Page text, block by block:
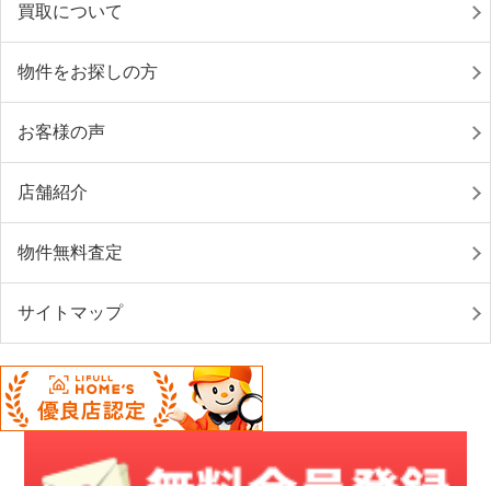
買取について
物件をお探しの方
お客様の声
店舗紹介
物件無料査定
サイトマップ